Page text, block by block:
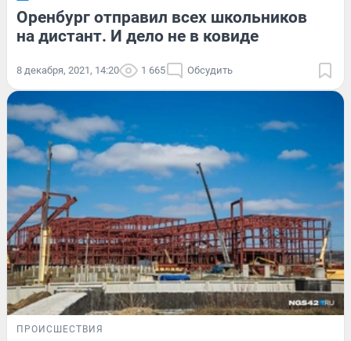
Оренбург отправил всех школьников
на дистант. И дело не в ковиде
8 декабря, 2021, 14:20 1 665 Обсудить
ПРОИСШЕСТВИЯ